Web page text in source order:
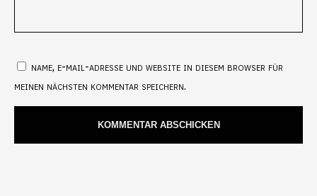
name, e-mail-adresse und website in diesem browser für
meinen nächsten kommentar speichern.